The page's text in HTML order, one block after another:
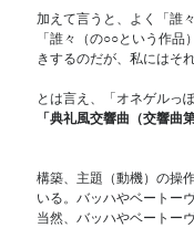
加えて言うと、よく「誰
「誰々（の○○という作
きするのだが、私にはそ
とは言え、「オネゲルっ
「典礼風交響曲（交響曲
構築、主題（動機）の操
いる。バッハやベートー
当然、バッハやベートー